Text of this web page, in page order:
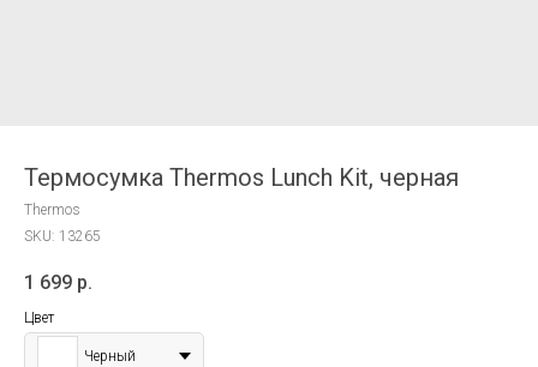
Термосумка Thermos Lunch Kit, черная
Thermos
SKU: 13265
1 699 р.
Цвет
Черный